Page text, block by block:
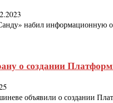
набил информационную
о создании
объявили о создании